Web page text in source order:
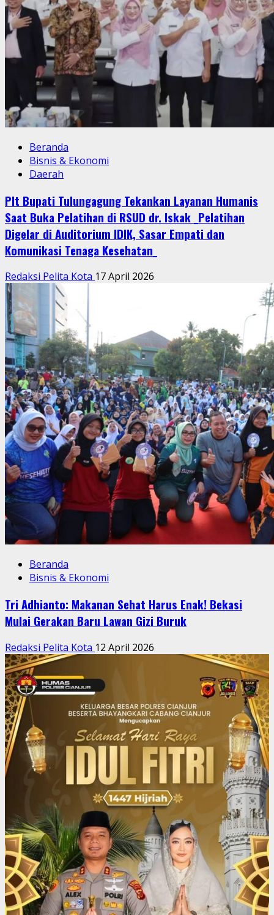
Beranda
Bisnis & Ekonomi
Daerah
Plt Bupati Tulungagung Tekankan Layanan Humanis
Saat Buka Pelatihan di RSUD dr. Iskak _Pelatihan
Digelar di Auditorium IDIK, Sasar Empati dan
Komunikasi Tenaga Kesehatan_
Redaksi Pelita Kota 17 April 2026
Beranda
Bisnis & Ekonomi
Tri Adhianto: Makanan Sehat Harus Enak! Bekasi
Mulai Gerakan Baru Lawan Gizi Buruk
Redaksi Pelita Kota 12 April 2026